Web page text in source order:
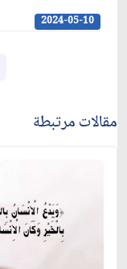
2024-05-10
مقالات مرتبطة